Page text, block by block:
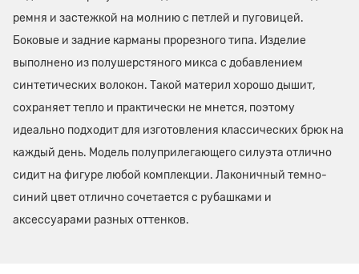
ремня и застежкой на молнию с петлей и пуговицей.
Боковые и задние карманы прорезного типа. Изделие
выполнено из полушерстяного микса с добавлением
синтетических волокон. Такой материл хорошо дышит,
сохраняет тепло и практически не мнется, поэтому
идеально подходит для изготовления классических брюк на
каждый день. Модель полуприлегающего силуэта отлично
сидит на фигуре любой комплекции. Лаконичный темно-
синий цвет отлично сочетается с рубашками и
аксессуарами разных оттенков.